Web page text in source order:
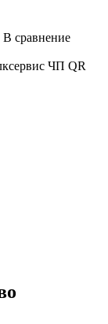
В сравнение